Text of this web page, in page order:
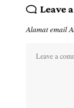
Leave
Alamat email